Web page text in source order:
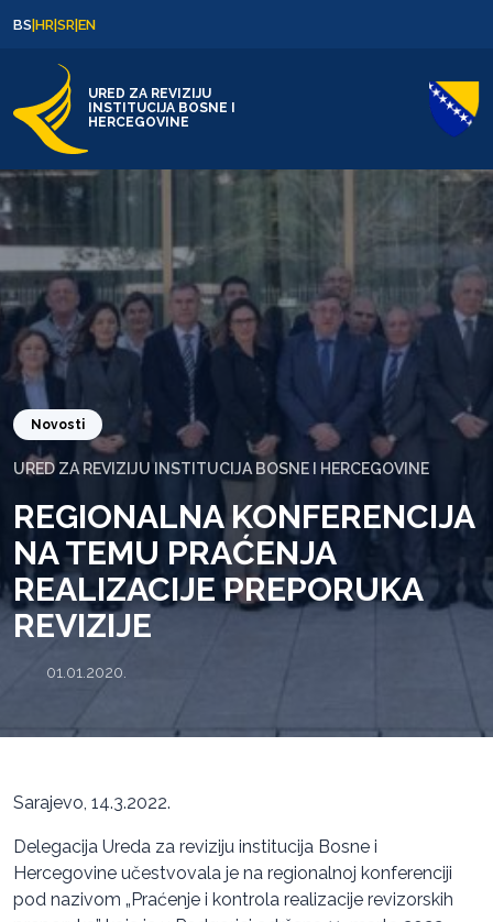
BS|HR|SR|EN
URED ZA REVIZIJU
INSTITUCIJA BOSNE I
HERCEGOVINE
Novosti
URED ZA REVIZIJU INSTITUCIJA BOSNE I HERCEGOVINE
REGIONALNA KONFERENCIJA
NA TEMU PRAĆENJA
REALIZACIJE PREPORUKA
REVIZIJE
01.01.2020.
Sarajevo, 14.3.2022.
Delegacija Ureda za reviziju institucija Bosne i
Hercegovine učestvovala je na regionalnoj konferenciji
pod nazivom „Praćenje i kontrola realizacije revizorskih